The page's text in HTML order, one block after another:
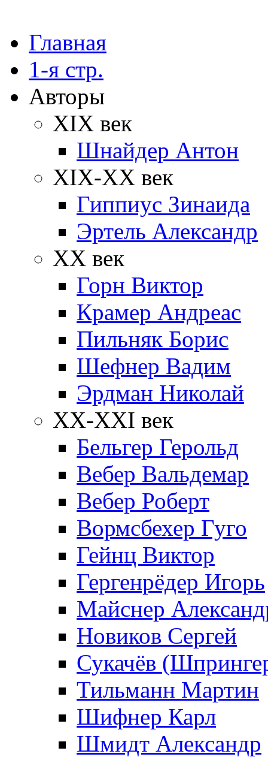
Главная
1-я стр.
Авторы
XIX век
Шнайдер Антон
XIX-XX век
Гиппиус Зинаида
Эртель Александр
XX век
Горн Виктор
Крамер Андреас
Пильняк Борис
Шефнер Вадим
Эрдман Николай
ХХ-XXI век
Бельгер Герольд
Вебер Вальдемар
Вебер Роберт
Вормсбехер Гуго
Гейнц Виктор
Гергенрёдер Игорь
Майснер
Новиков Сергей
Сукачёв
Тильманн Мартин
Шифнер Карл
Шмидт Александр